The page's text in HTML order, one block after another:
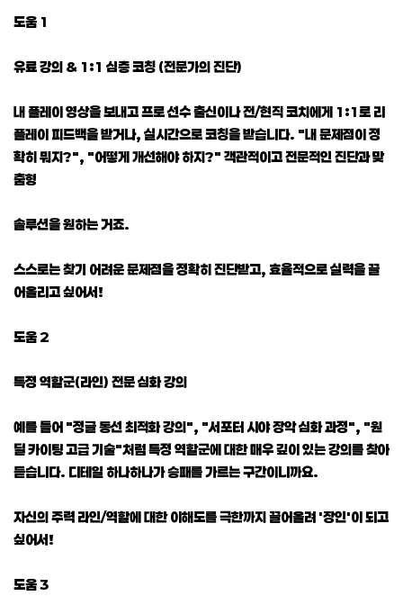
도움 1
유료 강의 & 1:1 심층 코칭 (전문가의 진단)
내 플레이 영상을 보내고 프로 선수 출신이나 전/현직 코치에게 1:1로 리
플레이 피드백을 받거나, 실시간으로 코칭을 받습니다. "내 문제점이 정
확히 뭐지?", "어떻게 개선해야 하지?" 객관적이고 전문적인 진단과 맞
춤형
솔루션을 원하는 거죠.
스스로는 찾기 어려운 문제점을 정확히 진단받고, 효율적으로 실력을 끌
어올리고 싶어서!
도움 2
특정 역할군(라인) 전문 심화 강의
예를 들어 "정글 동선 최적화 강의", "서포터 시야 장악 심화 과정", "원
딜 카이팅 고급 기술"처럼 특정 역할군에 대한 매우 깊이 있는 강의를 찾아
듣습니다. 디테일 하나하나가 승패를 가르는 구간이니까요.
자신의 주력 라인/역할에 대한 이해도를 극한까지 끌어올려 '장인'이 되고
싶어서!
도움 3